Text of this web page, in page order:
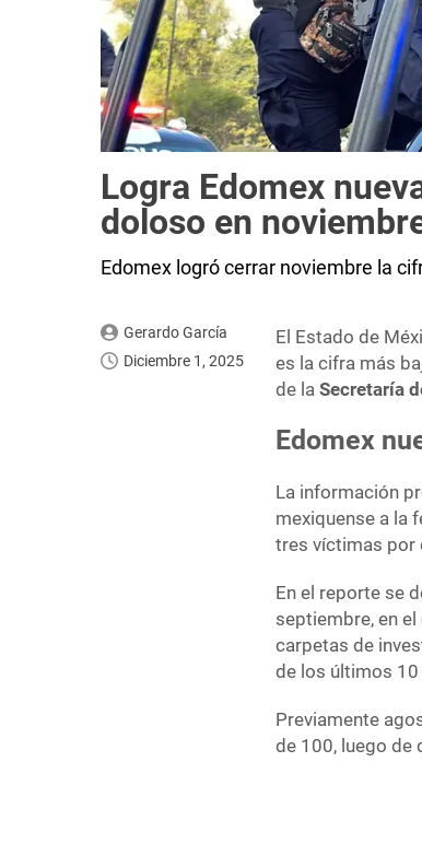
Logra Edomex
doloso en
Edomex logró cerrar noviembre la
Gerardo García
Diciembre 1, 2025
El Estado de
es la cifra más
de la Secretaría
Edomex
La información
mexiquense a la
tres víctimas por
En el reporte se
septiembre, en
carpetas de
de los últimos 10
Previamente
de 100, luego de